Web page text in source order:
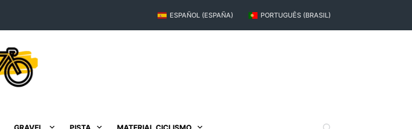
ESPAÑOL (ESPAÑA) PORTUGUÊS (BRASIL)
GRAVEL PISTA MATERIAL CICLISMO